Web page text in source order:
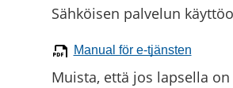
Sähköisen palvelun
Manual för e-tjänsten
Muista, että jos lapsella